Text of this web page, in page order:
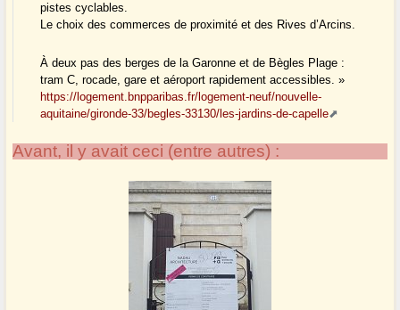
pistes cyclables.
Le choix des commerces de proximité et des Rives d’Arcins.
À deux pas des berges de la Garonne et de Bègles Plage :
tram C, rocade, gare et aéroport rapidement accessibles. »
https://logement.bnpparibas.fr/logement-neuf/nouvelle-
aquitaine/gironde-33/begles-33130/les-jardins-de-capelle
Avant, il y avait ceci (entre autres) :